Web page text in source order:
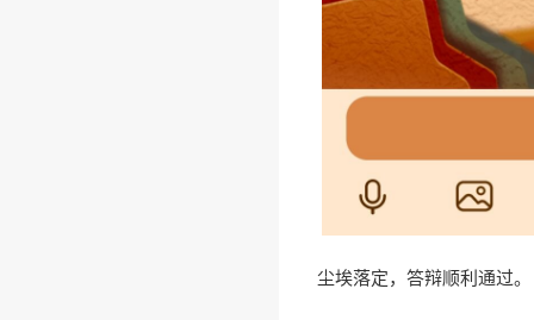
尘埃落定，答辩顺利通过。